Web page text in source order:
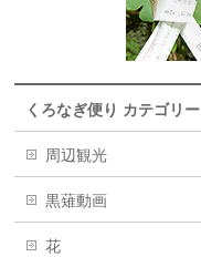
くろなぎ便り カテゴリー
周辺観光
黒薙動画
花